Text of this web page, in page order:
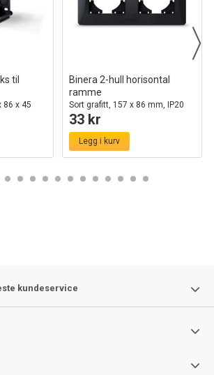
til
86 x 45
Binera 2-hull horisontal
ramme
Sort grafitt, 157 x 86 mm, IP20
innendørs
33 kr
Legg i kurv
kundeservice